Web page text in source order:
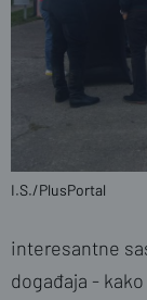
I.S./PlusPortal
interesantne
događaja -